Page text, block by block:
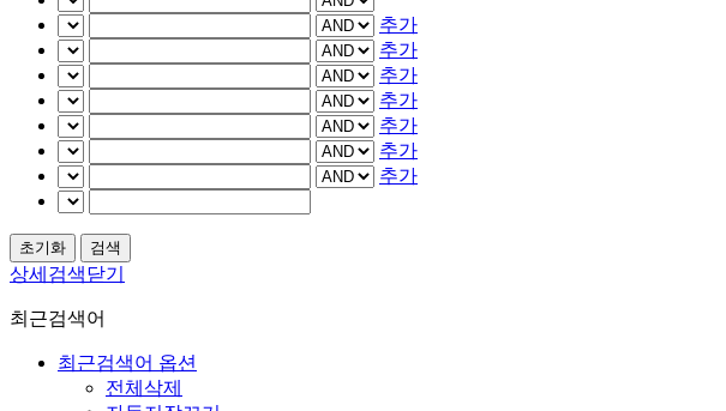
추가
추가
추가
추가
추가
추가
추가
상세검색닫기
최근검색어
최근검색어 옵션
전체삭제